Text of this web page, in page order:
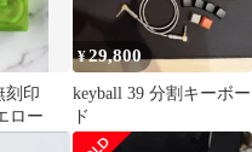
刻印
ロー
¥29,800
keyball 39 分割キーボー
ド